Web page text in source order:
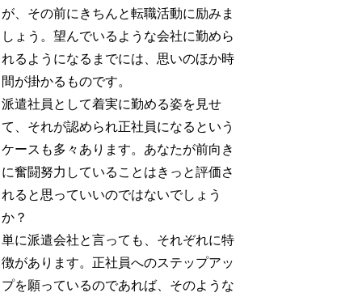
が、その前にきちんと転職活動に励みま
しょう。望んでいるような会社に勤めら
れるようになるまでには、思いのほか時
間が掛かるものです。
派遣社員として着実に勤める姿を見せ
て、それが認められ正社員になるという
ケースも多々あります。あなたが前向き
に奮闘努力していることはきっと評価さ
れると思っていいのではないでしょう
か？
単に派遣会社と言っても、それぞれに特
徴があります。正社員へのステップアッ
プを願っているのであれば、そのような